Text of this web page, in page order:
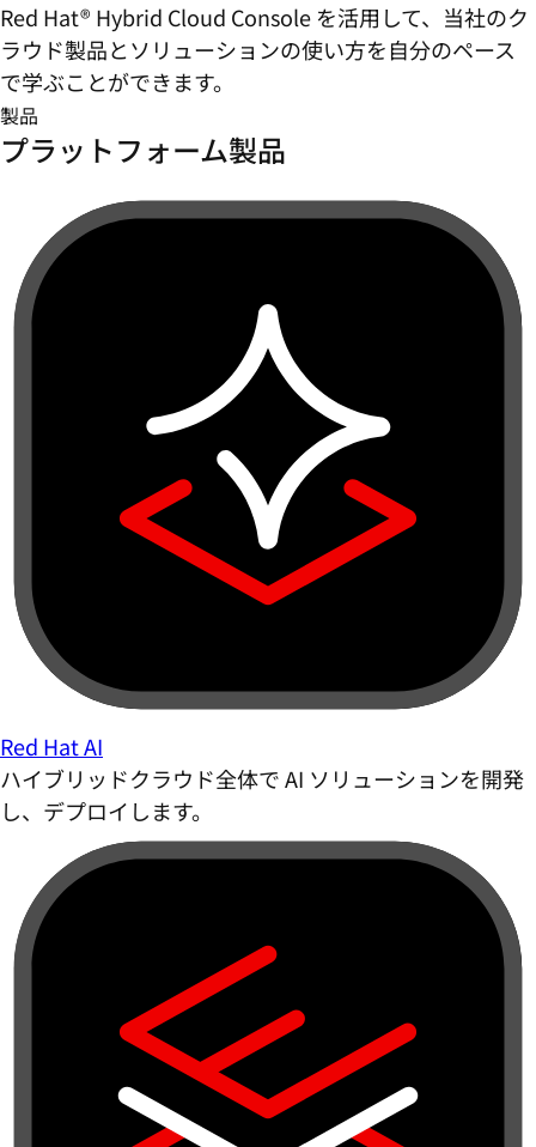
Red Hat® Hybrid Cloud Console を活用して、当社のク
ラウド製品とソリューションの使い方を自分のペース
で学ぶことができます。
製品
プラットフォーム製品
Red Hat AI
ハイブリッドクラウド全体で AI ソリューションを開発
し、デプロイします。